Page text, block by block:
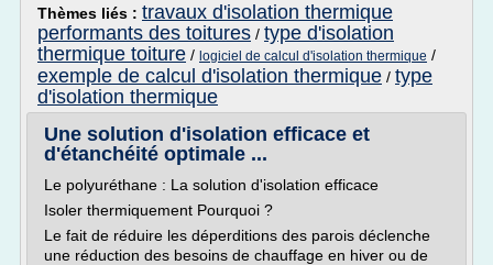
Thèmes liés : travaux d'isolation thermique
performants des toitures / type d'isolation
thermique toiture / logiciel de calcul d'isolation thermique /
exemple de calcul d'isolation thermique / type
d'isolation thermique
Une solution d'isolation efficace et
d'étanchéité optimale ...
Le polyuréthane : La solution d'isolation efficace
Isoler thermiquement Pourquoi ?
Le fait de réduire les déperditions des parois déclenche
une réduction des besoins de chauffage en hiver ou de